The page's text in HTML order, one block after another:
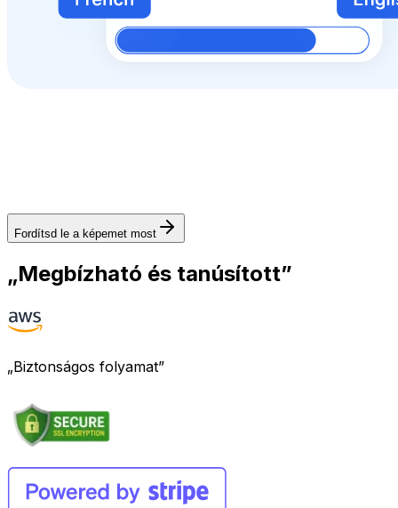
Fordítsd le a képemet most
„Megbízható és tanúsított”
„Biztonságos folyamat”